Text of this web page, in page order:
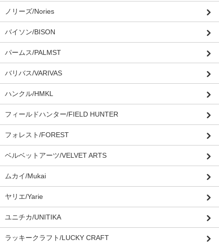
ノリーズ/Nories
バイソン/BISON
パームス/PALMST
バリバス/VARIVAS
ハンクル/HMKL
フィールドハンター/FIELD HUNTER
フォレスト/FOREST
ベルベットアーツ/VELVET ARTS
ムカイ/Mukai
ヤリエ/Yarie
ユニチカ/UNITIKA
ラッキークラフト/LUCKY CRAFT